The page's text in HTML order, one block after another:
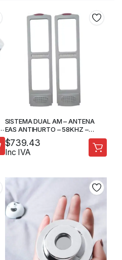
SISTEMA DUAL AM – ANTENA
EAS ANTIHURTO – 58KHZ –
180CM / 200CM
$739.43
Inc IVA